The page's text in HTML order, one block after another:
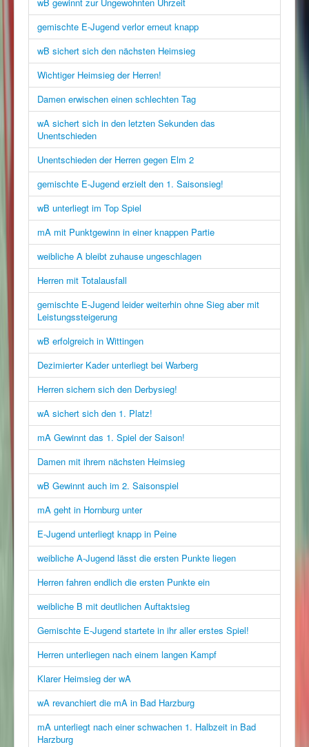
wB gewinnt zur Ungewohnten Uhrzeit
gemischte E-Jugend verlor erneut knapp
wB sichert sich den nächsten Heimsieg
Wichtiger Heimsieg der Herren!
Damen erwischen einen schlechten Tag
wA sichert sich in den letzten Sekunden das
Unentschieden
Unentschieden der Herren gegen Elm 2
gemischte E-Jugend erzielt den 1. Saisonsieg!
wB unterliegt im Top Spiel
mA mit Punktgewinn in einer knappen Partie
weibliche A bleibt zuhause ungeschlagen
Herren mit Totalausfall
gemischte E-Jugend leider weiterhin ohne Sieg aber mit
Leistungssteigerung
wB erfolgreich in Wittingen
Dezimierter Kader unterliegt bei Warberg
Herren sichern sich den Derbysieg!
wA sichert sich den 1. Platz!
mA Gewinnt das 1. Spiel der Saison!
Damen mit ihrem nächsten Heimsieg
wB Gewinnt auch im 2. Saisonspiel
mA geht in Hornburg unter
E-Jugend unterliegt knapp in Peine
weibliche A-Jugend lässt die ersten Punkte liegen
Herren fahren endlich die ersten Punkte ein
weibliche B mit deutlichen Auftaktsieg
Gemischte E-Jugend startete in ihr aller erstes Spiel!
Herren unterliegen nach einem langen Kampf
Klarer Heimsieg der wA
wA revanchiert die mA in Bad Harzburg
mA unterliegt nach einer schwachen 1. Halbzeit in Bad
Harzburg